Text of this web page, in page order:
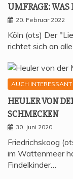
UMFRA­GE:
20. Februar 2022
Köln (ots) Der
richtet sich an
AUCH INTERESSANT
HEU­LER VON
SCHMECKEN
30. Juni 2020
Friedrichskoog
im Wattenmeer
Findelkinder…